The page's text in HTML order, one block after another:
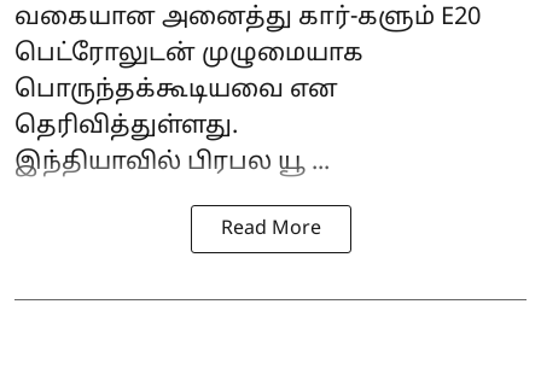
வகையான அனைத்து கார்-களும் E20
பெட்ரோலுடன் முழுமையாக
பொருந்தக்கூடியவை என
தெரிவித்துள்ளது.
இந்தியாவில் பிரபல யூ ...
Read More